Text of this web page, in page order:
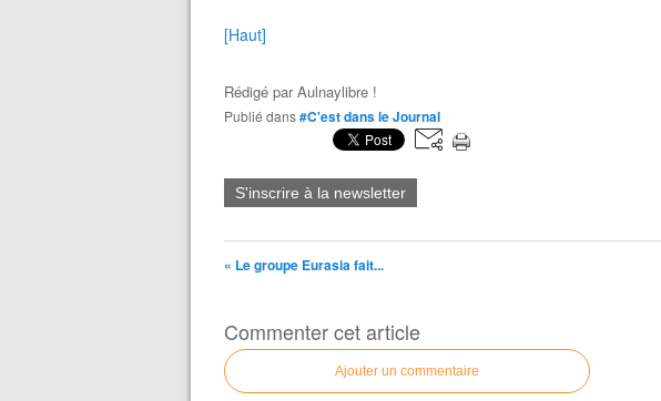
[Haut]
Rédigé parAulnaylibre !
Publié dans#C'est dans le Journal
S'inscrire à la newsletter
« Le groupe Eurasia fait...
Commenter cet article
Ajouter un commentaire